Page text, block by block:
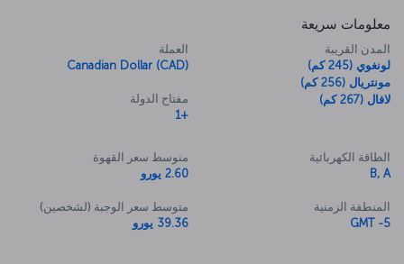
معلومات سريعة
المدن القريبة
لونغوي (245 كم)
مونتريال (256 كم)
لافال (267 كم)
العملة
Canadian Dollar (CAD)
مفتاح الدولة
+1
الطاقة الكهربائية
B, A
المنطقة الزمنية
GMT -5
متوسط سعر القهوة
2.60 يورو
متوسط سعر الوجبة (لشخصين)
39.36 يورو